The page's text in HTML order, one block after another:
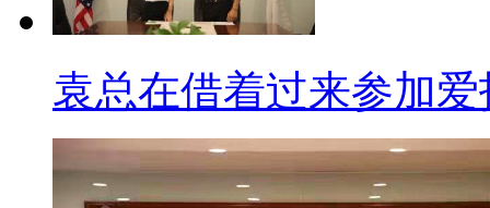
袁总在借着过来参加